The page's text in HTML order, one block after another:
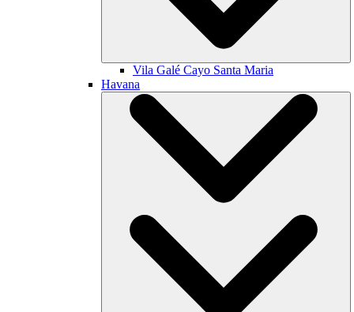
Vila Galé Cayo Santa Maria
Havana